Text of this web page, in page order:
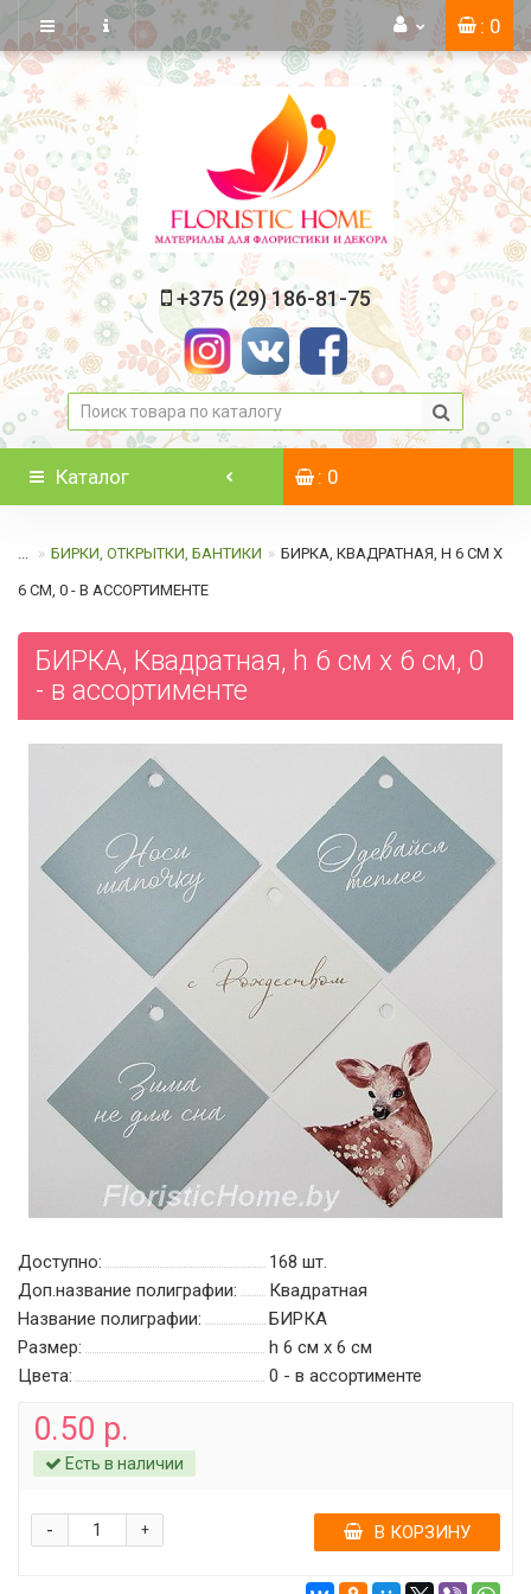
: 0
+375 (29) 186-81-75
Каталог : 0
... БИРКИ, ОТКРЫТКИ, БАНТИКИ БИРКА, КВАДРАТНАЯ, H 6 СМ Х
6 СМ, 0 - В АССОРТИМЕНТЕ
БИРКА, Квадратная, h 6 см х 6 см, 0
- в ассортименте
Доступно: 168 шт.
Доп.название полиграфии:
Квадратная
Название полиграфии:
БИРКА
Размер:
h 6 см х 6 см
Цвета:
0 - в ассортименте
0.50 р.
Есть в наличии
+
- В КОРЗИНУ